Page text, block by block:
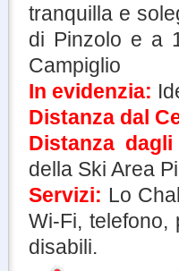
tranquilla e
di Pinzolo e a
Campiglio
In evidenzia:
Distanza dal
Distanza
della Ski Area
Servizi: Lo
Wi-Fi, telefono,
disabili.